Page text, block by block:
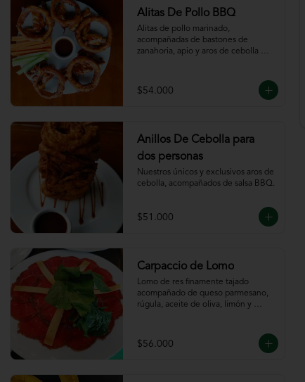
Alitas De Pollo BBQ
Alitas de pollo marinado,
acompañadas de bastones de
zanahoria, apio y aros de cebolla
$54.000
Anillos De Cebolla para
dos personas
Nuestros únicos y exclusivos aros de
cebolla, acompañados de salsa BBQ.
$51.000
Carpaccio de Lomo
Lomo de res finamente tajado
acompañado de queso parmesano,
rúgula, aceite de oliva, limón y
$56.000